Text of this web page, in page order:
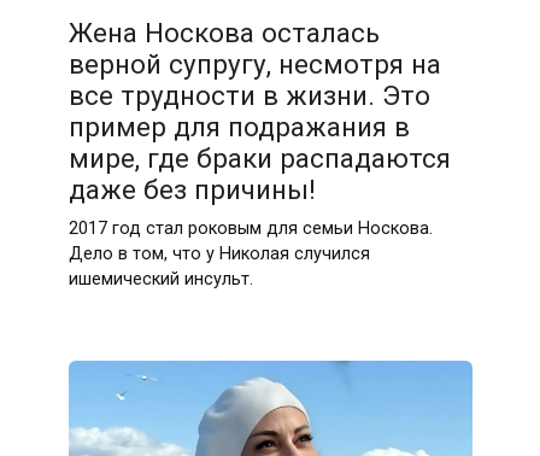
Жена Носкова осталась
верной супругу, несмотря на
все трудности в жизни. Это
пример для подражания в
мире, где браки распадаются
даже без причины!
2017 год стал роковым для семьи Носкова.
Дело в том, что у Николая случился
ишемический инсульт.